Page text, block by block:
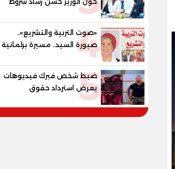
و100% للصُم وضعاف السمع
الحرب المعقدة إلى "خارطة
طريق" للانسحاب والإعمار؟
4
«صوت التربية والتشريع»..
صبورة السيد.. مسيرة برلمانية
وتربوية تجمع بين تشريع
القوانين وصناعة الأجيال لبناء
الإنسان المصري
5
ضبط شخص فبرك فيديوهات
يعرض استرداد حقوق
المواطنين بالقوة